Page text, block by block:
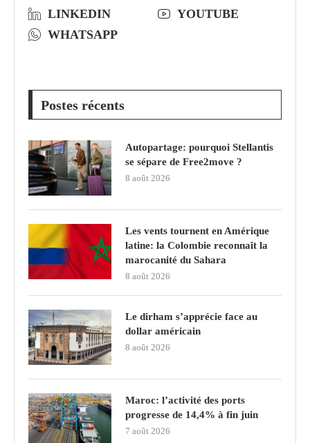
LINKEDIN
YOUTUBE
WHATSAPP
Postes récents
Autopartage: pourquoi Stellantis
se sépare de Free2move ?
8 août 2026
Les vents tournent en Amérique
latine: la Colombie reconnaît la
marocanité du Sahara
8 août 2026
Le dirham s’apprécie face au
dollar américain
8 août 2026
Maroc: l’activité des ports
progresse de 14,4% à fin juin
7 août 2026